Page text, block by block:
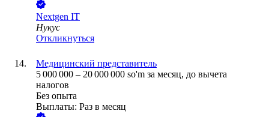
Nextgen IT
Нукус
Откликнуться
Медицинский представитель
5 000 000 – 20 000 000 so'm за месяц, до вычета
налогов
Без опыта
Выплаты: Раз в месяц